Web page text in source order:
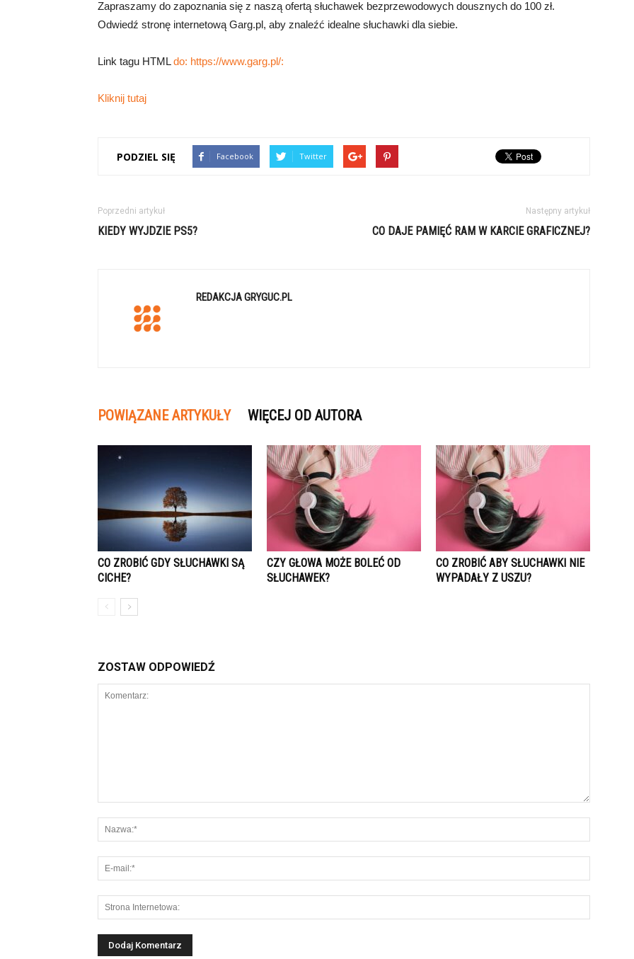
Zapraszamy do zapoznania się z naszą ofertą słuchawek bezprzewodowych dousznych do 100 zł.
Odwiedź stronę internetową Garg.pl, aby znaleźć idealne słuchawki dla siebie.
Link tagu HTMLdo: https://www.garg.pl/:
Kliknij tutaj
PODZIEL SIĘ Facebook Twitter
Poprzedni artykuł
KIEDY WYJDZIE PS5?
Następny artykuł
CO DAJE PAMIĘĆ RAM W KARCIE GRAFICZNEJ?
REDAKCJA GRYGUC.PL
POWIĄZANE ARTYKUŁY WIĘCEJ OD AUTORA
CO ZROBIĆ GDY SŁUCHAWKI SĄ
CICHE?
CZY GŁOWA MOŻE BOLEĆ OD
SŁUCHAWEK?
CO ZROBIĆ ABY SŁUCHAWKI NIE
WYPADAŁY Z USZU?
ZOSTAW ODPOWIEDŹ